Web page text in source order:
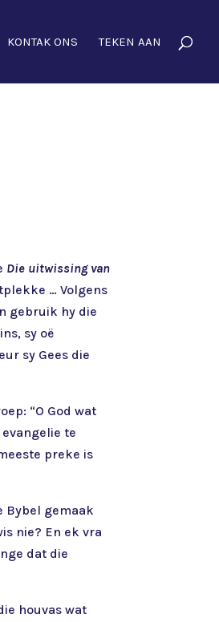
KONTAK ONS TEKEN AAN
Die uitwissing van
… Volgens
gebruik hy die
sy oë
sy Gees die
“O God wat
te
preke is
Bybel gemaak
nie? En ek vra
dat die
houvas wat